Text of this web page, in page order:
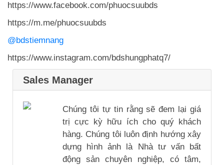
https://www.facebook.com/phuocsuubds
https://m.me/phuocsuubds
@bdstiemnang
https://www.instagram.com/bdshungphatq7/
Sales Manager
Chúng tôi tự tin rằng sẽ đem lại giá
trị cực kỳ hữu ích cho quý khách
hàng. Chúng tôi luôn định hướng xây
dựng hình ảnh là Nhà tư vấn bất
động sản chuyên nghiệp, có tâm,